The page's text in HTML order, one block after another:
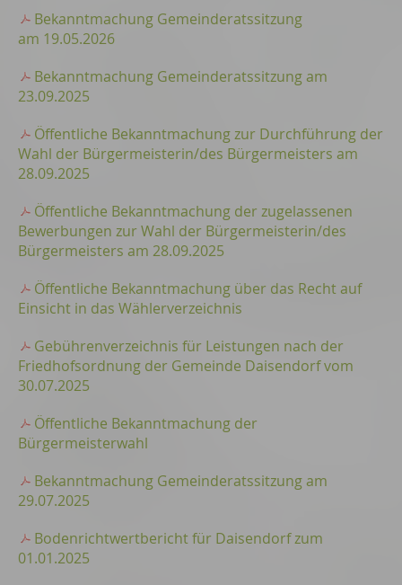
Bekanntmachung Gemeinderatssitzung
am 19.05.2026
Bekanntmachung Gemeinderatssitzung am
23.09.2025
Öffentliche Bekanntmachung zur Durchführung der
Wahl der Bürgermeisterin/des Bürgermeisters am
28.09.2025
Öffentliche Bekanntmachung der zugelassenen
Bewerbungen zur Wahl der Bürgermeisterin/des
Bürgermeisters am 28.09.2025
Öffentliche Bekanntmachung über das Recht auf
Einsicht in das Wählerverzeichnis
Gebührenverzeichnis für Leistungen nach der
Friedhofsordnung der Gemeinde Daisendorf vom
30.07.2025
Öffentliche Bekanntmachung der
Bürgermeisterwahl
Bekanntmachung Gemeinderatssitzung am
29.07.2025
Bodenrichtwertbericht für Daisendorf zum
01.01.2025